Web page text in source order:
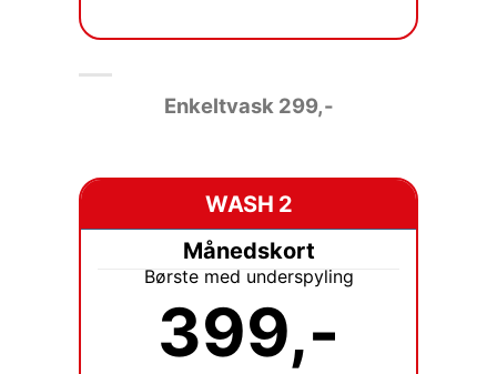
Enkeltvask 299,-
WASH 2
Månedskort
Børste med underspyling
399,-